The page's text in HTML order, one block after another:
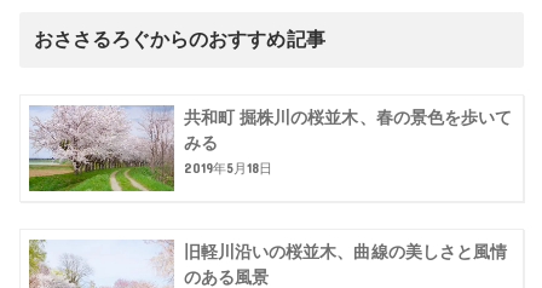
おささるろぐからのおすすめ記事
共和町 掘株川の桜並木、春の景色を歩いて
みる
2019年5月18日
旧軽川沿いの桜並木、曲線の美しさと風情
のある風景